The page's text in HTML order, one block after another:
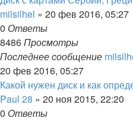
milsilhel » 20 фев 2016, 05:27
0 Ответы
8486Просмотры
Последнее сообщение
20 фев 2016, 05:27
Какой нужен диск и как
Paul 28 » 20 ноя 2015, 22:20
0 Ответы